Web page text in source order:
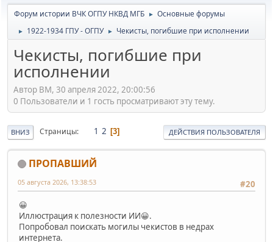
Форум истории ВЧК ОГПУ НКВД МГБ ► Основные форумы
► 1922-1934 ГПУ - ОГПУ ► Чекисты, погибшие при исполнении
Чекисты, погибшие при
исполнении
Автор BM, 30 апреля 2022, 20:00:56
0 Пользователи и 1 гость просматривают эту тему.
ВНИЗ Страницы 1 2 3 ДЕЙСТВИЯ ПОЛЬЗОВАТЕЛЯ
ПРОПАВШИЙ
#20
05 августа 2026, 13:38:53
😀
Иллюстрация к полезности ИИ😀.
Попробовал поискать могилы чекистов в недрах
интернета.